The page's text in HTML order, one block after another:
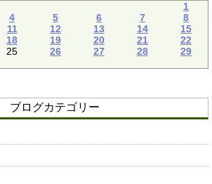
1
4 5 6 7
8
11 12 13 14
15
18 19 20 21
22
25 26 27 28
29
ブログカテゴリー